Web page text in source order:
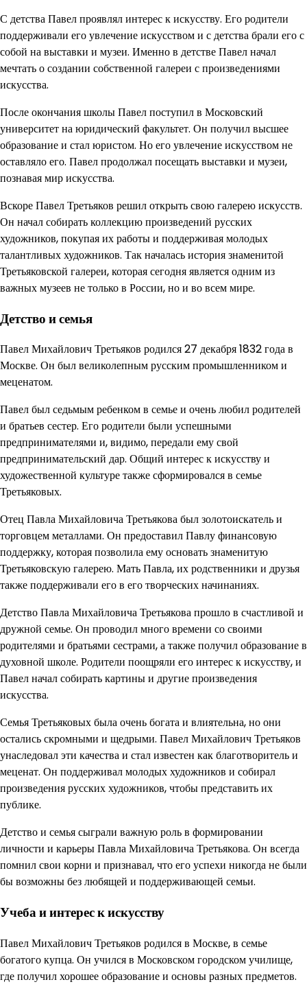
С детства Павел проявлял интерес к искусству. Его родители
поддерживали его увлечение искусством и с детства брали его с
собой на выставки и музеи. Именно в детстве Павел начал
мечтать о создании собственной галереи с произведениями
искусства.
После окончания школы Павел поступил в Московский
университет на юридический факультет. Он получил высшее
образование и стал юристом. Но его увлечение искусством не
оставляло его. Павел продолжал посещать выставки и музеи,
познавая мир искусства.
Вскоре Павел Третьяков решил открыть свою галерею искусств.
Он начал собирать коллекцию произведений русских
художников, покупая их работы и поддерживая молодых
талантливых художников. Так началась история знаменитой
Третьяковской галереи, которая сегодня является одним из
важных музеев не только в России, но и во всем мире.
Детство и семья
Павел Михайлович Третьяков родился 27 декабря 1832 года в
Москве. Он был великолепным русским промышленником и
меценатом.
Павел был седьмым ребенком в семье и очень любил родителей
и братьев сестер. Его родители были успешными
предпринимателями и, видимо, передали ему свой
предпринимательский дар. Общий интерес к искусству и
художественной культуре также сформировался в семье
Третьяковых.
Отец Павла Михайловича Третьякова был золотоискатель и
торговцем металлами. Он предоставил Павлу финансовую
поддержку, которая позволила ему основать знаменитую
Третьяковскую галерею. Мать Павла, их родственники и друзья
также поддерживали его в его творческих начинаниях.
Детство Павла Михайловича Третьякова прошло в счастливой и
дружной семье. Он проводил много времени со своими
родителями и братьями сестрами, а также получил образование в
духовной школе. Родители поощряли его интерес к искусству, и
Павел начал собирать картины и другие произведения
искусства.
Семья Третьяковых была очень богата и влиятельна, но они
остались скромными и щедрыми. Павел Михайлович Третьяков
унаследовал эти качества и стал известен как благотворитель и
меценат. Он поддерживал молодых художников и собирал
произведения русских художников, чтобы представить их
публике.
Детство и семья сыграли важную роль в формировании
личности и карьеры Павла Михайловича Третьякова. Он всегда
помнил свои корни и признавал, что его успехи никогда не были
бы возможны без любящей и поддерживающей семьи.
Учеба и интерес к искусству
Павел Михайлович Третьяков родился в Москве, в семье
богатого купца. Он учился в Московском городском училище,
где получил хорошее образование и основы разных предметов.